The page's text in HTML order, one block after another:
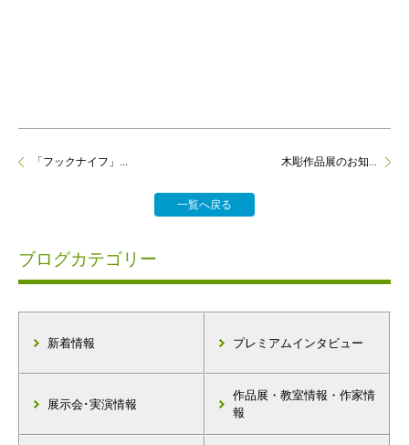
「フックナイフ」...
一覧へ戻る
木彫作品展のお知...
ブログカテゴリー
新着情報 プレミアムインタビュー
展示会･実演情報
作品展・教室情報・作家情
報